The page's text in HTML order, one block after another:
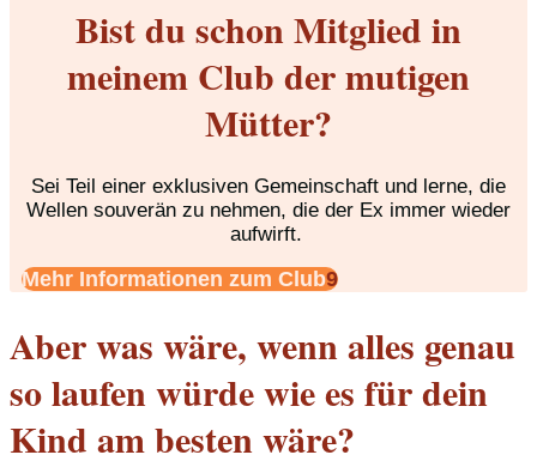
Bist du schon Mitglied in
meinem Club der mutigen
Mütter?
Sei Teil einer exklusiven Gemeinschaft und lerne, die
Wellen souverän zu nehmen, die der Ex immer wieder
aufwirft.
Mehr Informationen zum Club
Aber was wäre, wenn alles genau
so laufen würde wie es für dein
Kind am besten wäre?